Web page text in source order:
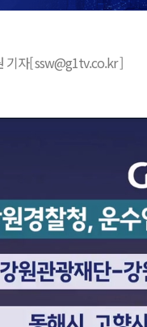
기자[ ssw@g1tv.co.kr ]